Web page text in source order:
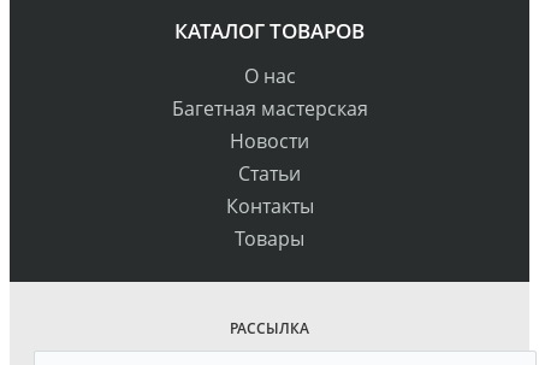
КАТАЛОГ ТОВАРОВ
О нас
Багетная мастерская
Новости
Статьи
Контакты
Товары
РАССЫЛКА